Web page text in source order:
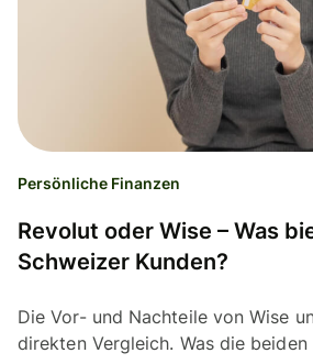
Persönliche Finanzen
Revolut oder Wise – Was
Schweizer Kunden?
Die Vor- und Nachteile von Wise
direkten Vergleich. Was die beiden